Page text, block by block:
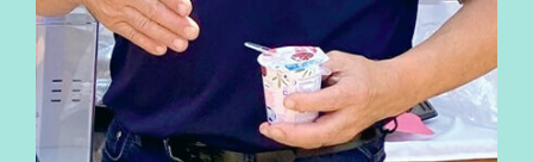
WELCHES SIND IHRE MEISTVERKAUFTEN
PRODUKTE BEI SPAR?
Emmi Caffè Latte Macchiato, Emmi Vollmilch und